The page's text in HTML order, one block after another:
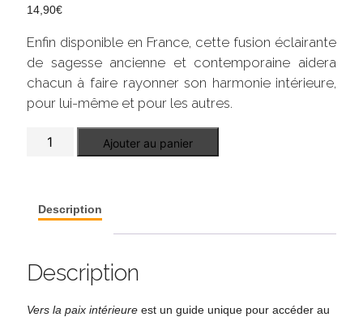
14,90€
Enfin disponible en France, cette fusion éclairante
de sagesse ancienne et contemporaine aidera
chacun à faire rayonner son harmonie intérieure,
pour lui-même et pour les autres.
Ajouter au panier
Description
Description
Vers la paix intérieureest un guide unique pour accéder au